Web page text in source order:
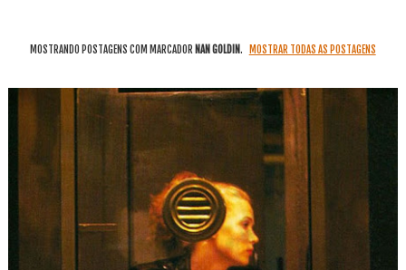
MOSTRANDO POSTAGENS COM MARCADOR NAN GOLDIN. MOSTRAR TODAS AS POSTAGENS